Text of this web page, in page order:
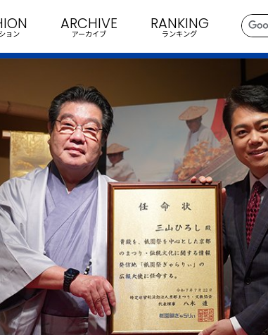
ョン
ARCHIVE
アーカイブ
RANKING
ランキング